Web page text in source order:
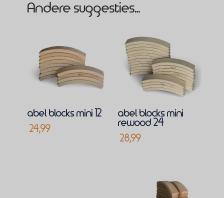
Andere suggesties…
abel blocks mini 12
24,99
abel blocks mini
rewood 24
28,99